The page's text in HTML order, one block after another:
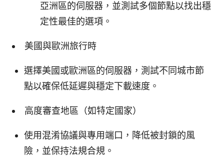
亞洲區的伺服器，並測試多個節點以找出穩
定性最佳的選項。
美國與歐洲旅行時
選擇美國或歐洲區的伺服器，測試不同城市節
點以確保低延遲與穩定下載速度。
高度審查地區（如特定國家）
使用混淆協議與專用端口，降低被封鎖的風
險，並保持法規合規。